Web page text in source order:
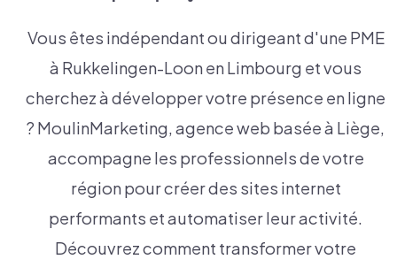
Vous êtes indépendant ou dirigeant d'une PME
à Rukkelingen-Loon en Limbourg et vous
cherchez à développer votre présence en ligne
? MoulinMarketing, agence web basée à Liège,
accompagne les professionnels de votre
région pour créer des sites internet
performants et automatiser leur activité.
Découvrez comment transformer votre